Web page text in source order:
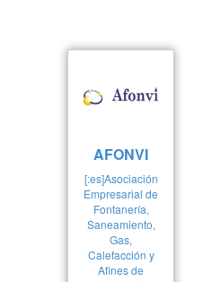
AFONVI
[:es]Asociación
Empresarial de
Fontanería,
Saneamiento,
Gas,
Calefacción y
Afines de